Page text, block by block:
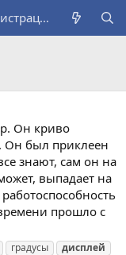
Регистрация
Он криво
Он был приклеен
знают, сам он на
выпадает на
прошло с
градусы
дисплей